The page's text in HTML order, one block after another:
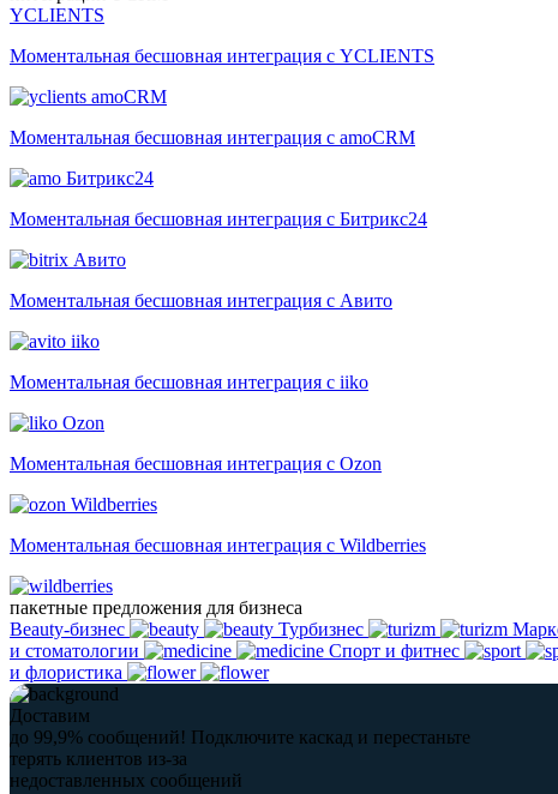
YCLIENTS
Моментальная бесшовная интеграция с YCLIENTS
amoCRM
Моментальная бесшовная интеграция с amoCRM
Битрикс24
Моментальная бесшовная интеграция с Битрикс24
Авито
Моментальная бесшовная интеграция с Авито
iiko
Моментальная бесшовная интеграция с iiko
Ozon
Моментальная бесшовная интеграция с Ozon
Wildberries
Моментальная бесшовная интеграция с Wildberries
пакетные предложения для бизнеса
Beauty-бизнес
Турбизнес
и стоматологии
Спорт и фитнес
и флористика
Доставим
до 99,9% сообщений! Подключите каскад и перестаньте
терять клиентов из-за
недоставленных сообщений